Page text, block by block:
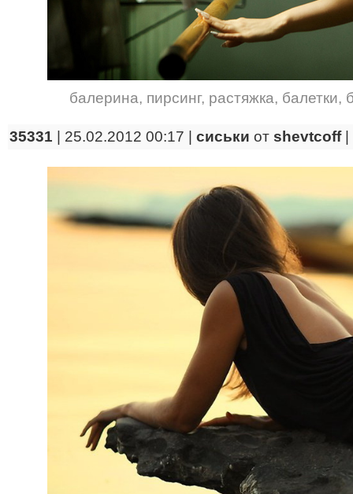
балерина, пирсинг, растяжка, балетки,
35331 | 25.02.2012 00:17 | сиськи от shevtcoff|